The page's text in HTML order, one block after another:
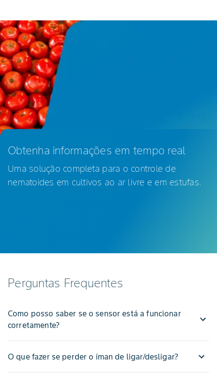
Obtenha informações em tempo real
Uma solução completa para o controle de
nematoides em cultivos ao ar livre e em estufas.
Perguntas Frequentes
Como posso saber se o sensor está a funcionar
corretamente?
O que fazer se perder o íman de ligar/desligar?